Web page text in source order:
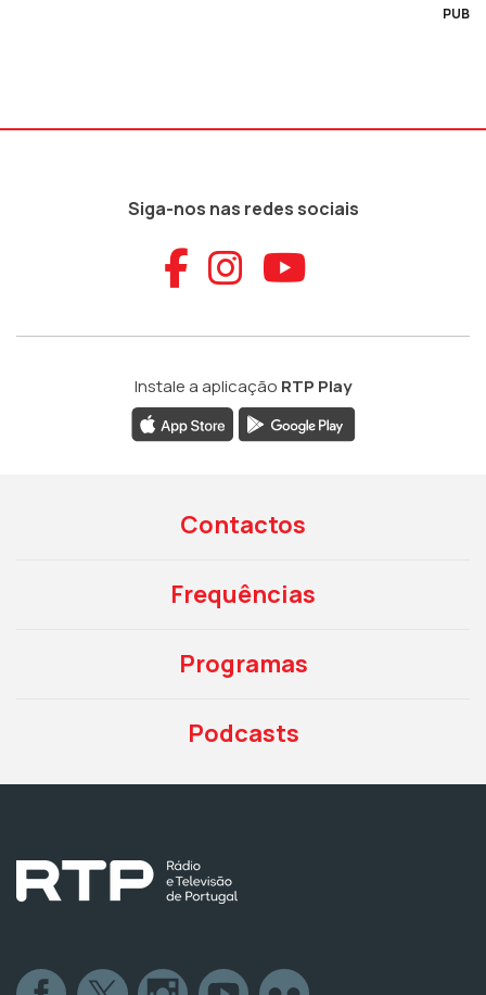
PUB
Siga-nos nas redes sociais
Aceder ao
Aceder ao
Aceder
Instale a aplicação RTP Play
Contactos
Frequências
Programas
Podcasts